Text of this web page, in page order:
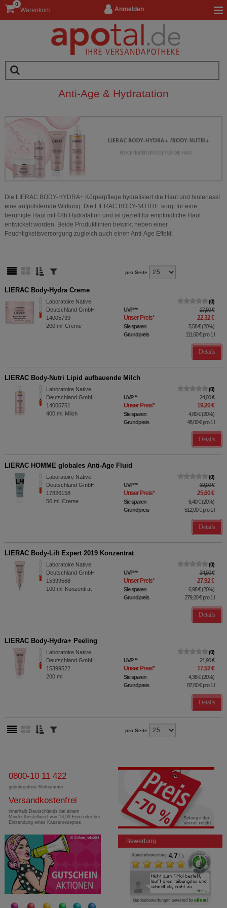
Anmelden
Warenkorb
0
Anti-Age & Hydratation
Die LIERAC BODY-HYDRA+ Körperpflege hydratisiert die Haut und hinterlässt
eine aufpolsternde Wirkung. Die LIERAC BODY-NUTRI+ sorgt für eine
beruhigte Haut mit 48h Hydratation und ist gezielt für empfindliche Haut
entwickelt worden. Beide Produktlinien bewirkt neben einer
Feuchtigkeitsversorgung zugleich auch einen Anti-Age Effekt.
pro Seite
LIERAC Body-Hydra Creme
Laboratoire Native
Deutschland GmbH
14005739
200 ml Creme
0
UVP** 27,90 €
Unser Preis* 22,32 €
Sie sparen 5,58 €(20%)
Grundpreis
111,60 €pro 1 l
Details
LIERAC Body-Nutri Lipid aufbauende Milch
Laboratoire Native
Deutschland GmbH
14005751
400 ml Milch
0
UVP** 24,00 €
Unser Preis* 19,20 €
Sie sparen 4,80 €(20%)
Grundpreis
48,00 €pro 1 l
Details
LIERAC HOMME globales Anti-Age Fluid
Laboratoire Native
Deutschland GmbH
17826158
50 ml Creme
0
UVP** 32,00 €
Unser Preis* 25,60 €
Sie sparen 6,40 €(20%)
Grundpreis
512,00 €pro 1 l
Details
LIERAC Body-Lift Expert 2019 Konzentrat
Laboratoire Native
Deutschland GmbH
15399568
100 ml Konzentrat
0
UVP** 34,90 €
Unser Preis* 27,92 €
Sie sparen 6,98 €(20%)
Grundpreis
279,20 €pro 1 l
Details
LIERAC Body-Hydra+ Peeling
Laboratoire Native
Deutschland GmbH
15399522
200 ml
0
UVP** 21,90 €
Unser Preis* 17,52 €
Sie sparen 4,38 €(20%)
Grundpreis
87,60 €pro 1 l
Details
pro Seite
0800-10 11 422
gebührenfreie Rufnummer
Versandkostenfrei
innerhalb Deutschlands bei einem
Mindestbestellwert von 13,99 Euro oder bei
Einsendung eines Kassenrezeptes
Bewertung